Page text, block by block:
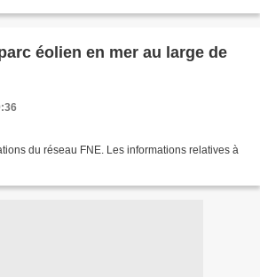
éolien en mer au large de
du réseau FNE. Les informations relatives à